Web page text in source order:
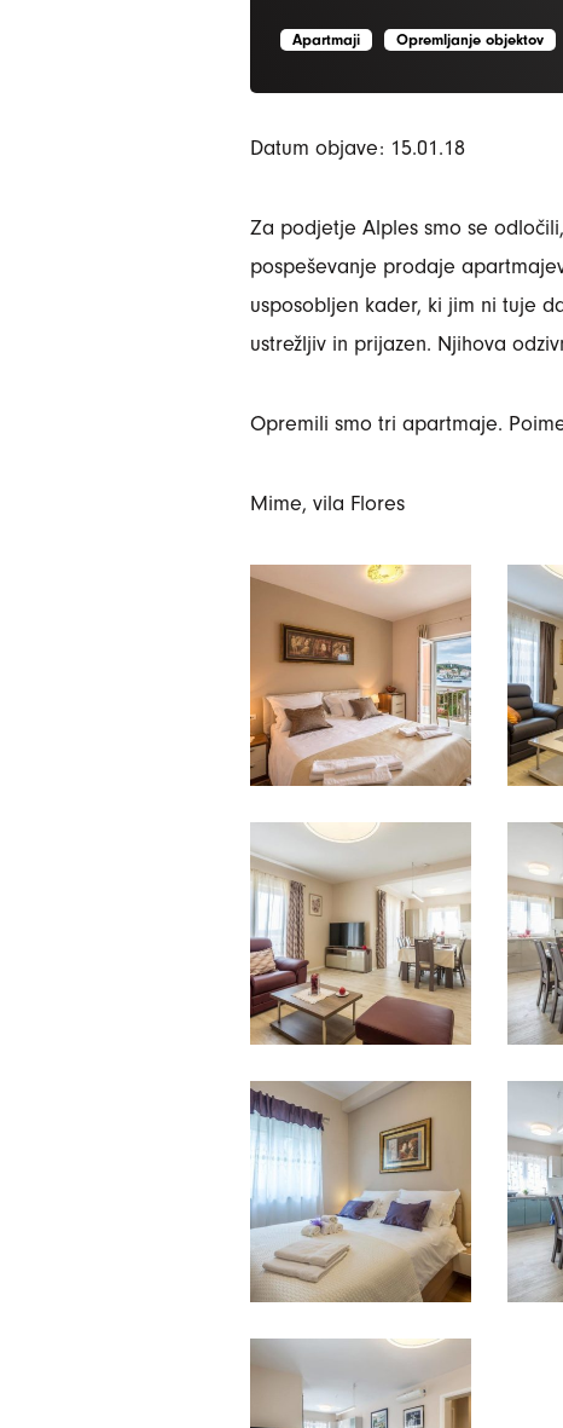
Apartmaji Opremljanje objektov
Datum objave: 15.01.18
Za podjetje Alples smo se
pospeševanje prodaje
usposobljen kader, ki jim ni tuje
ustrežljiv in prijazen. Njihova
Opremili smo tri apartmaje.
Mime, vila Flores